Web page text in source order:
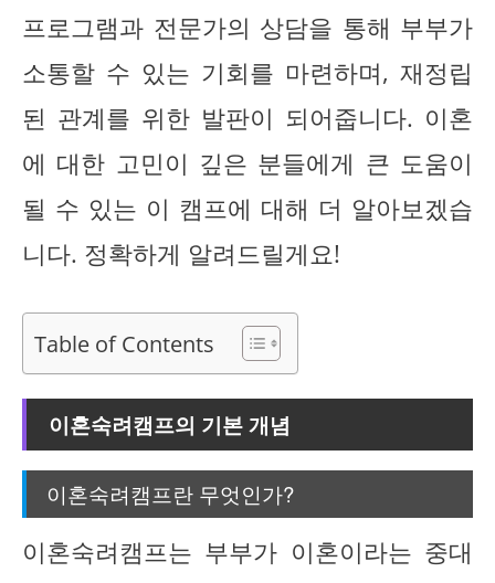
프로그램과 전문가의 상담을 통해 부부가
소통할 수 있는 기회를 마련하며, 재정립
된 관계를 위한 발판이 되어줍니다. 이혼
에 대한 고민이 깊은 분들에게 큰 도움이
될 수 있는 이 캠프에 대해 더 알아보겠습
니다. 정확하게 알려드릴게요!
Table of Contents
이혼숙려캠프의 기본 개념
이혼숙려캠프란 무엇인가?
이혼숙려캠프는 부부가 이혼이라는 중대